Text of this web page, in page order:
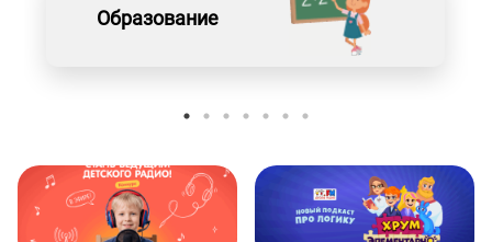
Образование